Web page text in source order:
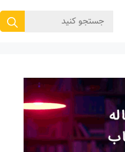
جستجوی